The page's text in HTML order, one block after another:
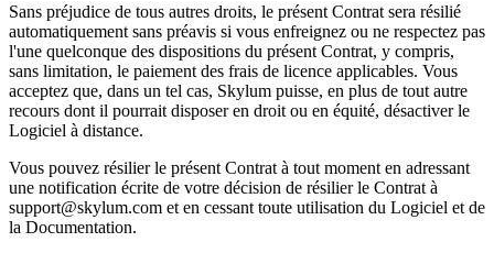
Sans préjudice de tous autres droits, le présent Contrat sera résilié
automatiquement sans préavis si vous enfreignez ou ne respectez pas
l'une quelconque des dispositions du présent Contrat, y compris,
sans limitation, le paiement des frais de licence applicables. Vous
acceptez que, dans un tel cas, Skylum puisse, en plus de tout autre
recours dont il pourrait disposer en droit ou en équité, désactiver le
Logiciel à distance.
Vous pouvez résilier le présent Contrat à tout moment en adressant
une notification écrite de votre décision de résilier le Contrat à
support@skylum.com et en cessant toute utilisation du Logiciel et de
la Documentation.